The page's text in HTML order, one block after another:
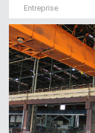
Entreprise